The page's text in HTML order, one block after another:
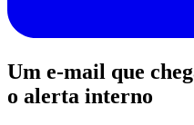
Um e-mail que
o alerta interno